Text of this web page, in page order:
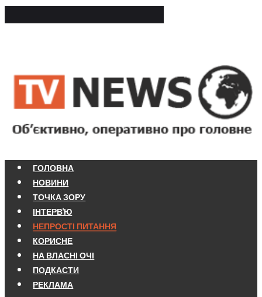
ГОЛОВНА
НОВИНИ
ТОЧКА ЗОРУ
ІНТЕРВ'Ю
НЕПРОСТІ ПИТАННЯ
КОРИСНЕ
НА ВЛАСНІ ОЧІ
ПОДКАСТИ
РЕКЛАМА